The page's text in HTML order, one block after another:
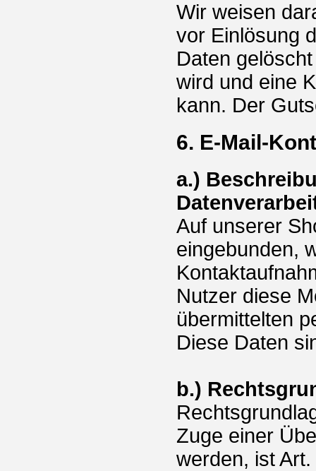
Wir weisen
vor Einlösung
Daten
wird und eine
kann. Der
6. E-Mail-
a.)
Auf unserer
eingebunden,
Nutzer diese
übermittelten
Diese Daten
b.)
Zuge einer
werden, ist